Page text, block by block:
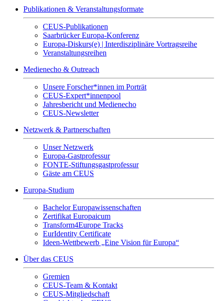
Publikationen & Veranstaltungsformate
CEUS-Publikationen
Saarbrücker Europa-Konferenz
Europa-Diskurs(e) | Interdisziplinäre Vortragsreihe
Veranstaltungsreihen
Medienecho & Outreach
Unsere Forscher*innen im Porträt
CEUS-Expert*innenpool
Jahresbericht und Medienecho
CEUS-Newsletter
Netzwerk & Partnerschaften
Unser Netzwerk
Europa-Gastprofessur
FONTE-Stiftungsgastprofessur
Gäste am CEUS
Europa-Studium
Bachelor Europawissenschaften
Zertifikat Europaicum
Transform4Europe Tracks
EurIdentity Certificate
Ideen-Wettbewerb „Eine Vision für Europa“
Über das CEUS
Gremien
CEUS-Team & Kontakt
CEUS-Mitgliedschaft